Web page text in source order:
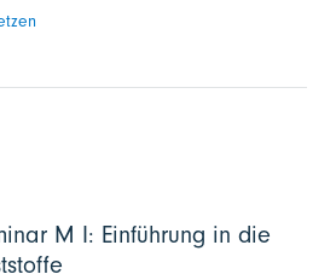
M I: Einführung in die